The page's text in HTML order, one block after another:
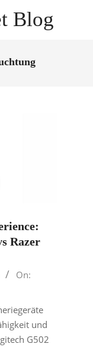
Blog
Razer
On:
und
G502